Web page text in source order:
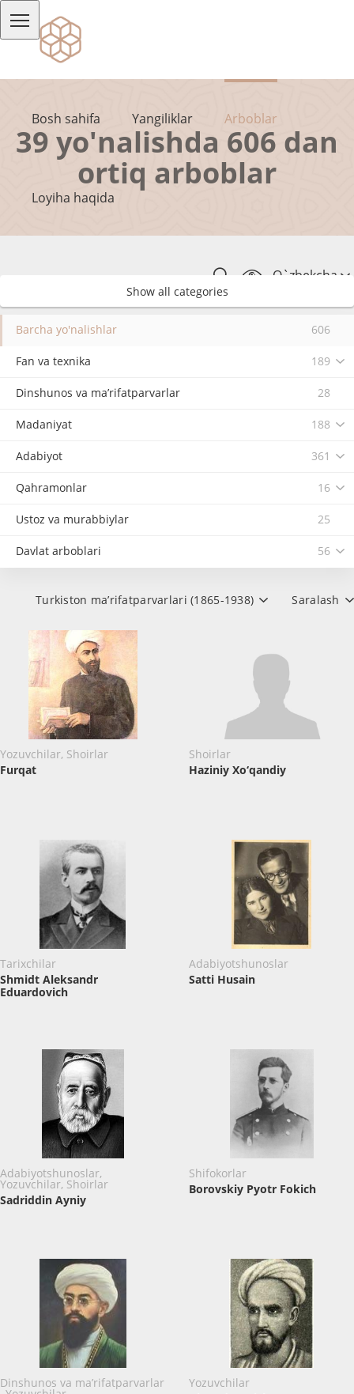
Bosh sahifa Yangiliklar Arboblar
Loyiha haqida
O`zbekcha
39 yo'nalishda 606 dan
ortiq arboblar
Show all categories
Barcha yo'nalishlar 606
Fan va texnika 189
Dinshunos va ma’rifatparvarlar 28
Madaniyat 188
Adabiyot 361
Qahramonlar 16
Ustoz va murabbiylar 25
Davlat arboblari 56
Saralash
Turkiston ma’rifatparvarlari (1865-1938)
Yozuvchilar, Shoirlar
Furqat
Shoirlar
Haziniy Xo‘qandiy
Tarixchilar
Shmidt Aleksandr
Eduardovich
Adabiyotshunoslar
Satti Husain
Adabiyotshunoslar,
Yozuvchilar, Shoirlar
Sadriddin Ayniy
Shifokorlar
Borovskiy Pyotr Fokich
Dinshunos va ma’rifatparvarlar
Yozuvchilar